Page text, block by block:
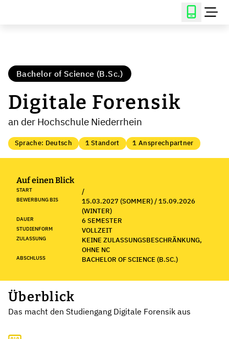
Bachelor of Science (B.Sc.)
Digitale Forensik
an der Hochschule Niederrhein
Sprache: Deutsch 1 Standort 1 Ansprechpartner
Auf einen Blick
START /
BEWERBUNG BIS
15.03.2027 (SOMMER) / 15.09.2026
(WINTER)
DAUER 6 SEMESTER
STUDIENFORM VOLLZEIT
ZULASSUNG
KEINE ZULASSUNGSBESCHRÄNKUNG,
OHNE NC
ABSCHLUSS BACHELOR OF SCIENCE (B.SC.)
Überblick
Das macht den Studiengang Digitale Forensik aus